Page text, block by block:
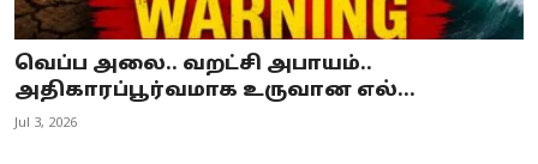
வெப்ப அலை.. வறட்சி அபாயம்..
அதிகாரப்பூர்வமாக உருவான எல்...
Jul 3, 2026